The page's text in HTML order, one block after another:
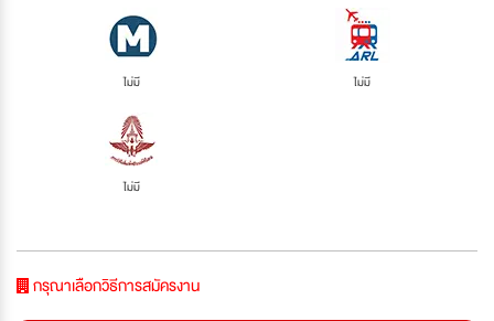
ไม่มี ไม่มี
ไม่มี
กรุณาเลือกวิธีการสมัครงาน